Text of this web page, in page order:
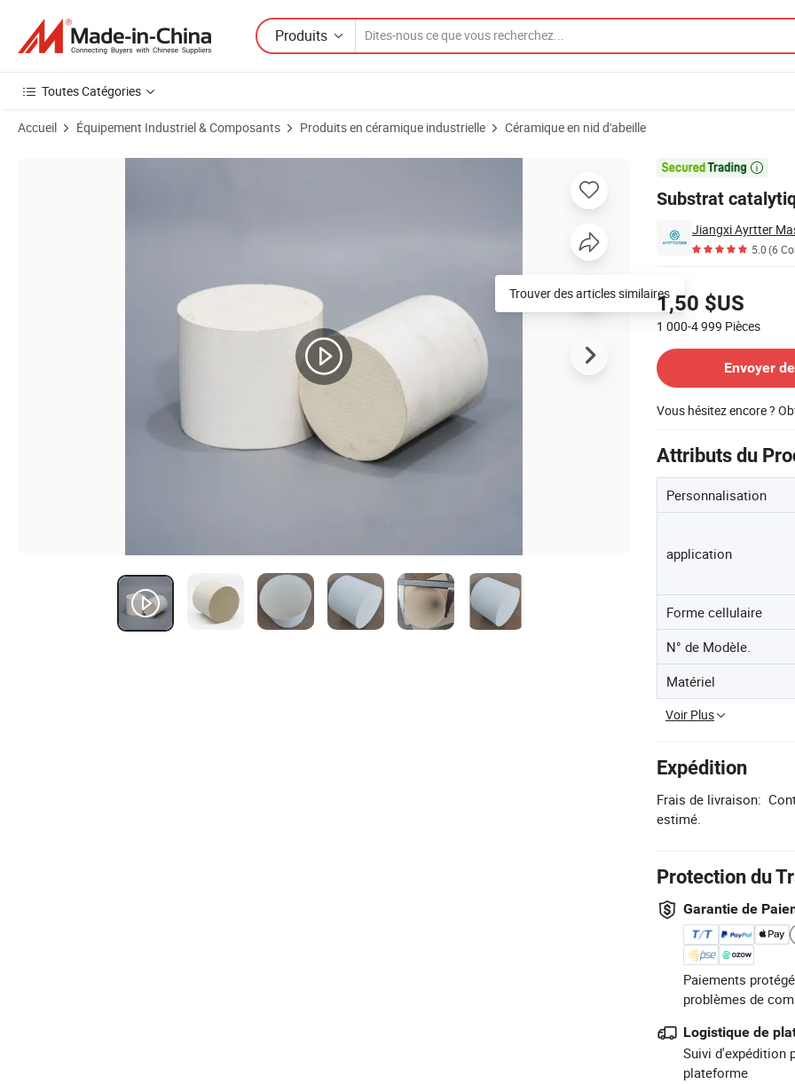
Produits
Toutes Catégories
Accueil Équipement Industriel & Composants Produits en céramique industrielle Céramique en nid d'abeille

Substrat
5.0(6
1,50 $US
1 000-4 999 Pièces
Envoyer
Vous hésitez encore ?
Attributs du
Personnalisation
application
Forme cellulaire
N° de Modèle.
Matériel
Voir Plus
Expédition
Frais de livraison:
estimé.
Protection du
Garantie de
Paiements
problèmes de
Logistique de
Suivi d'expédition
plateforme
Images du produit de Substrat catalytique en céramique en nid d'abeille
Trouver des articles similaires